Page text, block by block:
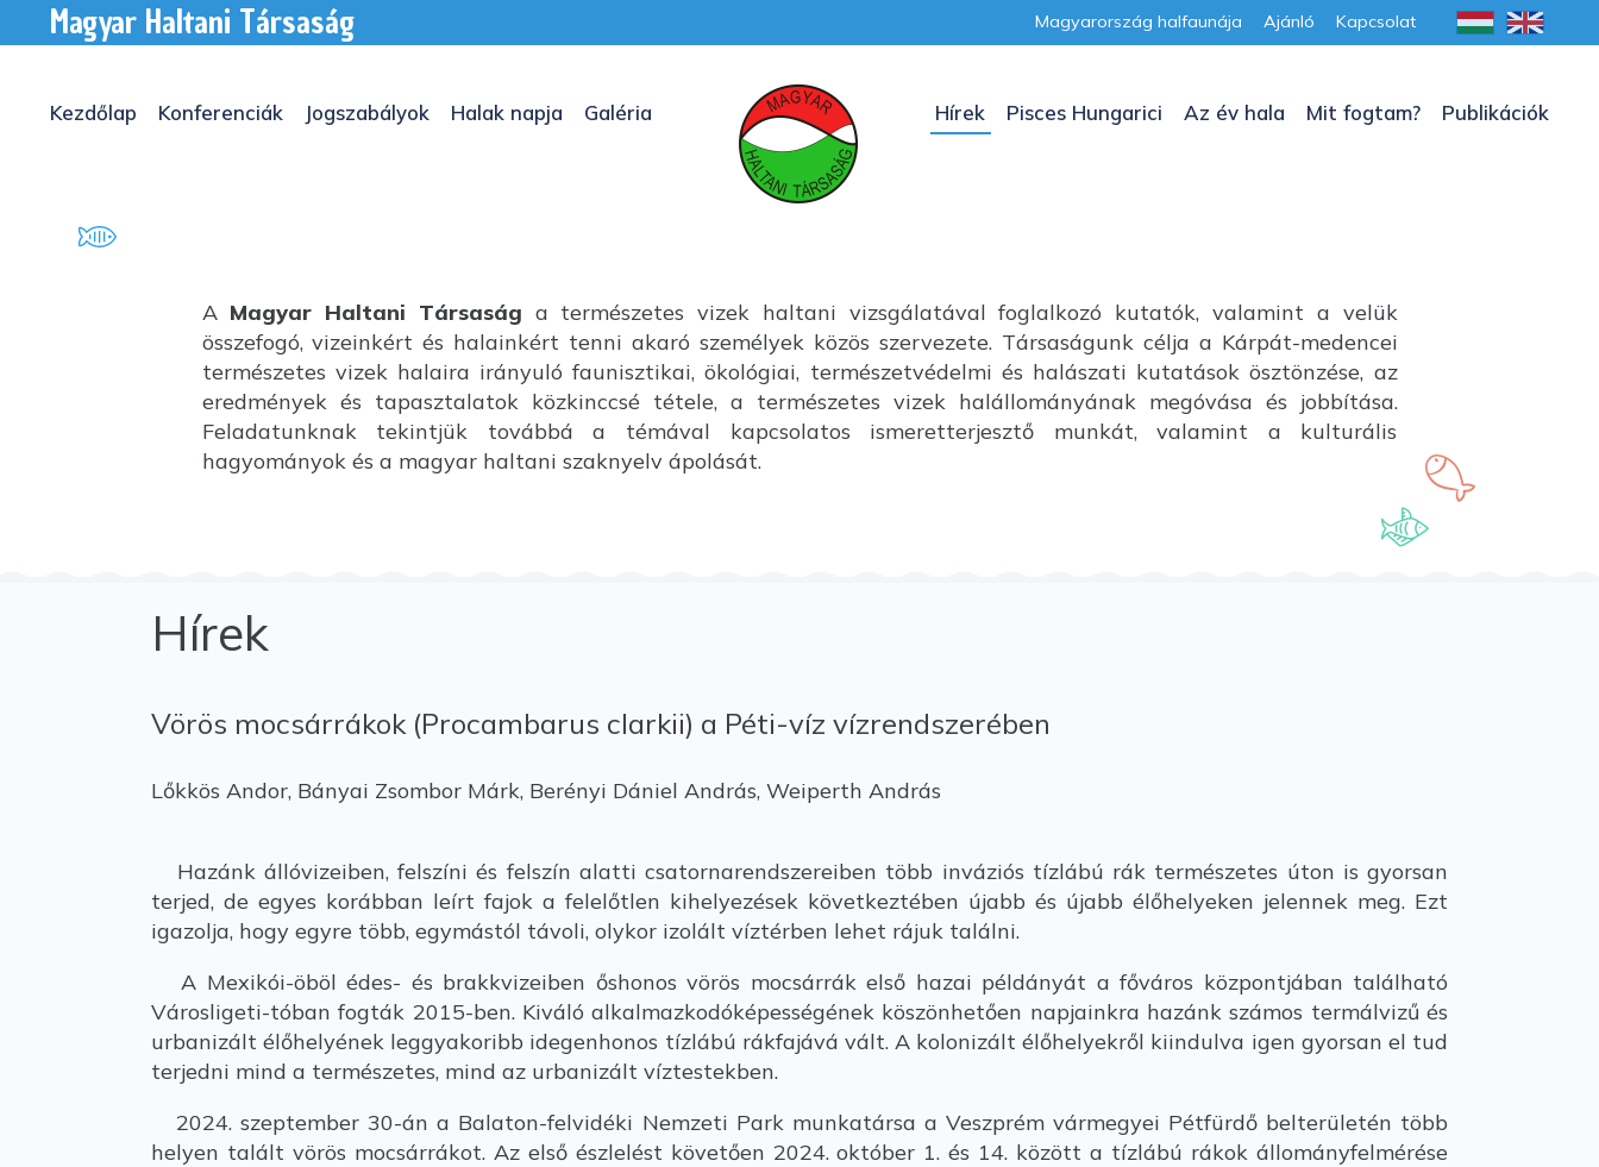
Magyar Haltani Társaság Magyarország halfaunája Ajánló Kapcsolat
Kezdőlap Konferenciák Jogszabályok Halak napja Galéria Hírek Pisces Hungarici Az év hala Mit fogtam? Publikációk
A Magyar Haltani Társaság a természetes vizek haltani vizsgálatával foglalkozó kutatók, valamint a velük
összefogó, vizeinkért és halainkért tenni akaró személyek közös szervezete. Társaságunk célja a Kárpát-medencei
természetes vizek halaira irányuló faunisztikai, ökológiai, természetvédelmi és halászati kutatások ösztönzése, az
eredmények és tapasztalatok közkinccsé tétele, a természetes vizek halállományának megóvása és jobbítása.
Feladatunknak tekintjük továbbá a témával kapcsolatos ismeretterjesztő munkát, valamint a kulturális
hagyományok és a magyar haltani szaknyelv ápolását.
Hírek
Vörös mocsárrákok (Procambarus clarkii) a Péti-víz vízrendszerében
Lőkkös Andor, Bányai Zsombor Márk, Berényi Dániel András, Weiperth András
Hazánk állóvizeiben, felszíni és felszín alatti csatornarendszereiben több inváziós tízlábú rák természetes úton is gyorsan
terjed, de egyes korábban leírt fajok a felelőtlen kihelyezések következtében újabb és újabb élőhelyeken jelennek meg. Ezt
igazolja, hogy egyre több, egymástól távoli, olykor izolált víztérben lehet rájuk találni.
A Mexikói-öböl édes- és brakkvizeiben őshonos vörös mocsárrák első hazai példányát a főváros központjában található
Városligeti-tóban fogták 2015-ben. Kiváló alkalmazkodóképességének köszönhetően napjainkra hazánk számos termálvizű és
urbanizált élőhelyének leggyakoribb idegenhonos tízlábú rákfajává vált. A kolonizált élőhelyekről kiindulva igen gyorsan el tud
terjedni mind a természetes, mind az urbanizált víztestekben.
2024. szeptember 30-án a Balaton-felvidéki Nemzeti Park munkatársa a Veszprém vármegyei Pétfürdő belterületén több
helyen talált vörös mocsárrákot. Az első észlelést követően 2024. október 1. és 14. között a tízlábú rákok állományfelmérése